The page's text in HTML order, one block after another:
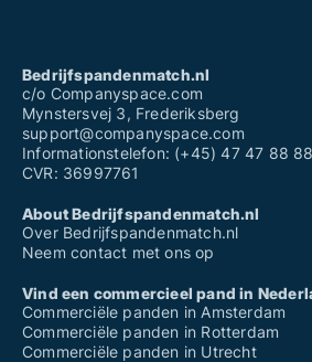
Commercial property for sale for sale
Commercial property for sale for sale in
Commercial property for sale for sale in
Commercial property for sale for sale in
Commercial property for sale for sale in
Commercial property for sale for sale in
Bedrijfspandenmatch.nl
c/o Companyspace.com
Mynstersvej 3, Frederiksberg
support@companyspace.com
Informationstelefon: (+45) 47 47 88 88
CVR: 36997761
About Bedrijfspandenmatch.nl
Over Bedrijfspandenmatch.nl
Neem contact met ons op
Vind een commercieel pand in
Commerciële panden in Amsterdam
Commerciële panden in Rotterdam
Commerciële panden in Utrecht